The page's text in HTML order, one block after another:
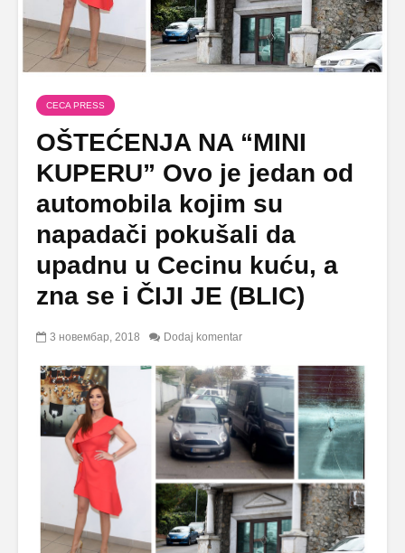
CECA PRESS
OŠTEĆENJA NA “MINI
KUPERU” Ovo je jedan od
automobila kojim su
napadači pokušali da
upadnu u Cecinu kuću, a
zna se i ČIJI JE (BLIC)
3 новембар, 2018 Dodaj komentar